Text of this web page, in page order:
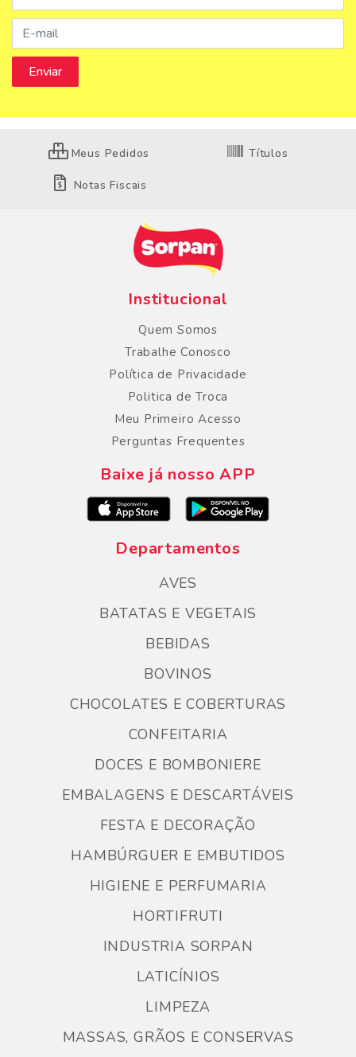
Meus Pedidos Títulos
Notas Fiscais
Institucional
Quem Somos
Trabalhe Conosco
Política de Privacidade
Politica de Troca
Meu Primeiro Acesso
Perguntas Frequentes
Baixe já nosso APP
Departamentos
AVES
BATATAS E VEGETAIS
BEBIDAS
BOVINOS
CHOCOLATES E COBERTURAS
CONFEITARIA
DOCES E BOMBONIERE
EMBALAGENS E DESCARTÁVEIS
FESTA E DECORAÇÃO
HAMBÚRGUER E EMBUTIDOS
HIGIENE E PERFUMARIA
HORTIFRUTI
INDUSTRIA SORPAN
LATICÍNIOS
LIMPEZA
MASSAS, GRÃOS E CONSERVAS